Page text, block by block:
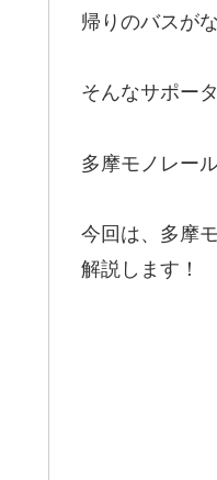
帰りのバスが
そんなサポー
多摩モノレー
今回は、多摩
解説します！